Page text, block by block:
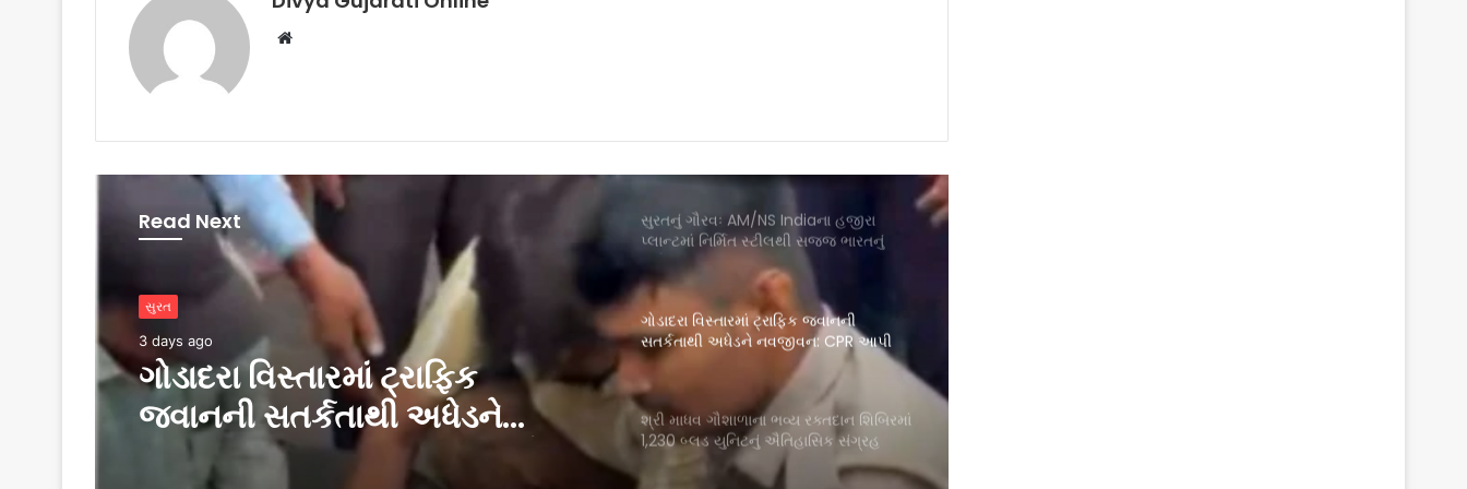
Website
Read Next
સુરત
3 days ago
ગોડાદરા વિસ્તારમાં ટ્રાફિક
જવાનની સતર્કતાથી અધેડને
નવજીવન: CPR આપી બચાવ્યો
સુરત
3 days ago
સુરતનું ગૌરવઃ AM/NS Indiaના હજીરા
પ્લાન્ટમાં નિર્મિત સ્ટીલથી સજ્જ ભારતનું
નવીનત્તમ યુદ્ધજહાજ INS માલવણ
ગોડાદરા વિસ્તારમાં ટ્રાફિક જવાનની
સતર્કતાથી અધેડને નવજીવન: CPR આપી
બચાવ્યો જીવ
શ્રી માધવ ગૌશાળાના ભવ્ય રક્તદાન શિબિરમાં
1,230 બ્લડ યુનિટનું ઐતિહાસિક સંગ્રહ